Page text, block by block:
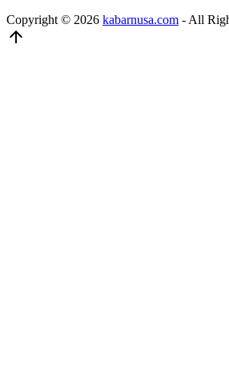
Copyright © 2026 kabarnusa.com - All
arrow_upward